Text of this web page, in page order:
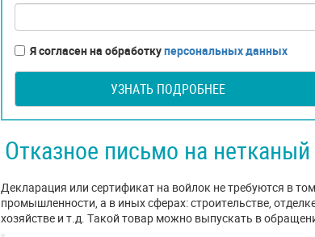
Я согласен на обработкуперсональных данных
УЗНАТЬ ПОДРОБНЕЕ
Отказное письмо на
Декларация или сертификат на войлок не требуются в
промышленности, а в иных сферах: строительстве,
хозяйстве и т.д. Такой товар можно выпускать в